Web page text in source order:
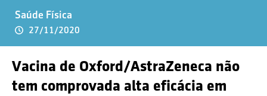
Saúde Física
27/11/2020
Vacina de Oxford/AstraZeneca não
tem comprovada alta eficácia em